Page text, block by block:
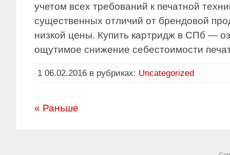
учетом всех требований к печатной
существенных отличий от брендовой
низкой цены. Купить картридж в СПб —
ощутимое снижение себестоимости
1 06.02.2016 в рубриках: Uncategorized
« Раньше